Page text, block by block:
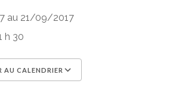
au 21/09/2017
h 30
AU CALENDRIER